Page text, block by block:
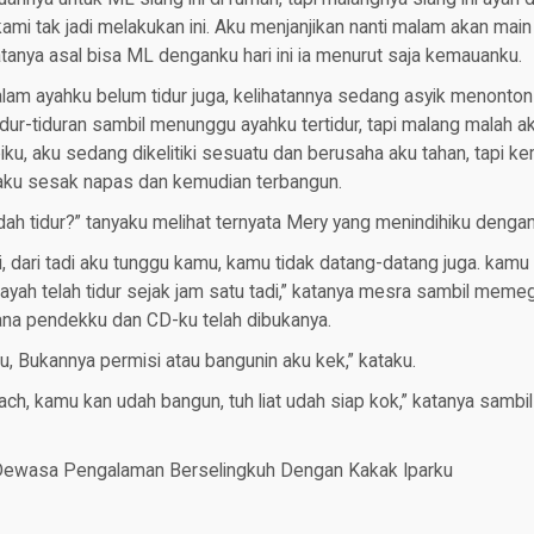
tak jadi melakukan ini. Aku menjanjikan nanti malam akan
asal bisa ML denganku hari ini ia menurut saja kemauanku.
ayahku belum tidur juga, kelihatannya sedang asyik
tiduran sambil menunggu ayahku tertidur, tapi malang malah
aku sedang dikelitiki sesuatu dan berusaha aku tahan, tapi
sesak napas dan kemudian terbangun.
tidur?” tanyaku melihat ternyata Mery yang menindihiku
dari tadi aku tunggu kamu, kamu tidak datang-datang juga.
telah tidur sejak jam satu tadi,” katanya mesra sambil
pendekku dan CD-ku telah dibukanya.
Bukannya permisi atau bangunin aku kek,” kataku.
kamu kan udah bangun, tuh liat udah siap kok,” katanya
Pengalaman Berselingkuh Dengan Kakak Iparku